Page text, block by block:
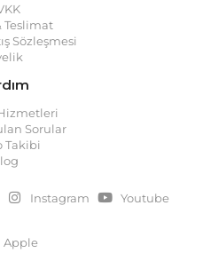
Teslimat
Sözleşmesi
Sorular
Takibi
Instagram Youtube
Apple